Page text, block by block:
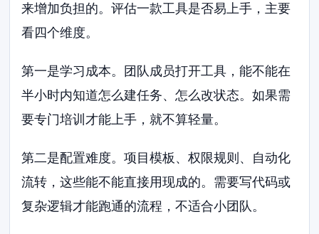
来增加负担的。评估一款工具是否易上手，主要
看四个维度。
第一是学习成本。团队成员打开工具，能不能在
半小时内知道怎么建任务、怎么改状态。如果需
要专门培训才能上手，就不算轻量。
第二是配置难度。项目模板、权限规则、自动化
流转，这些能不能直接用现成的。需要写代码或
复杂逻辑才能跑通的流程，不适合小团队。